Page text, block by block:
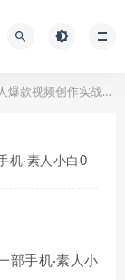
作实战课，一个人一部手机·素人小白0基础上手
机·素人小白0